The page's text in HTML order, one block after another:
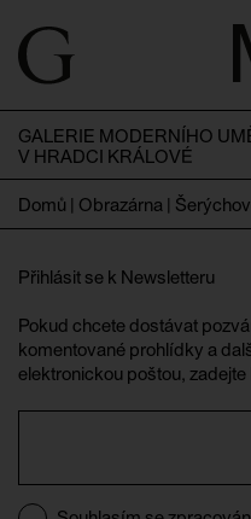
GALERIE MODERNÍHO
V HRADCI KRÁLOVÉ
Domů | Obrazárna |
Přihlásit se k Newsletteru
Pokud chcete dostávat
komentované prohlídky a
elektronickou poštou,